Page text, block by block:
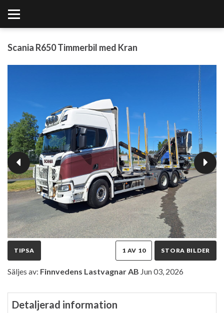
Scania R650 Timmerbil med Kran
TIPSA STORA BILDER
1 AV 10
Säljes av: Finnvedens Lastvagnar AB Jun 03, 2026
Detaljerad information